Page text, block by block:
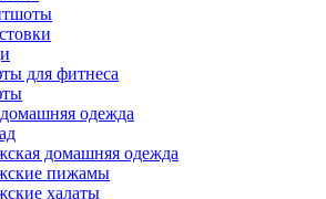
для фитнеса
одежда
домашняя одежда
пижамы
халаты